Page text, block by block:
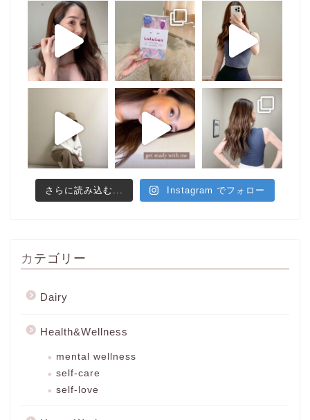
さらに読み込む... Instagram でフォロー
カテゴリー
Dairy
Health&Wellness
mental wellness
self-care
self-love